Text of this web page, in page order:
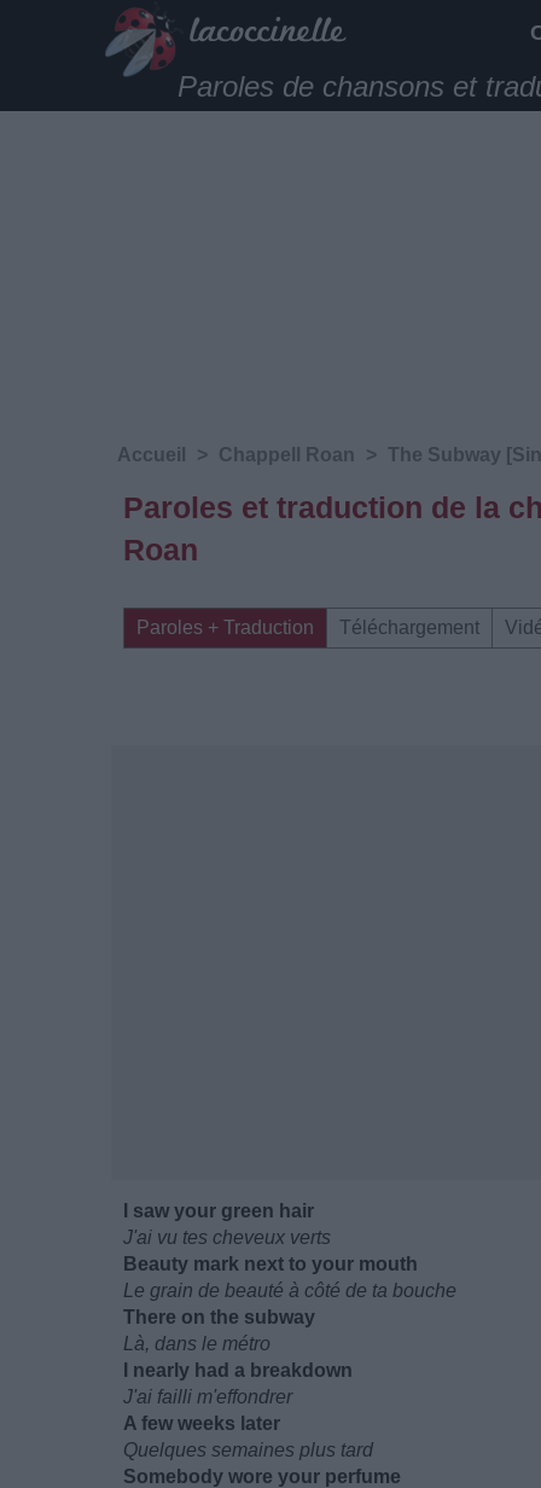
Paroles de chansons et
Accueil > Chappell Roan > The Subway
Paroles et traduction de la
Roan
Paroles + Traduction Téléchargement
I saw your green hair
J'ai vu tes cheveux verts
Beauty mark next to your mouth
Le grain de beauté à côté de ta bouche
There on the subway
Là, dans le métro
I nearly had a breakdown
J'ai failli m'effondrer
A few weeks later
Quelques semaines plus tard
Somebody wore your perfume